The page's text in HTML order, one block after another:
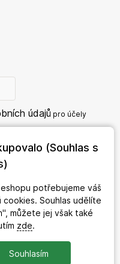
údajů pro účely
- DárkyRada.cz
(Souhlas s
potřebujeme váš
Souhlas udělíte
můžete jej však také
zde.
Souhlasím